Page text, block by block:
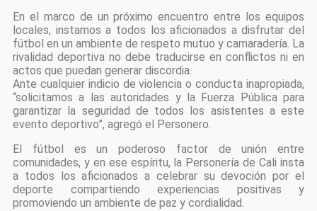
En el marco de un próximo encuentro entre los equipos
locales, instamos a todos los aficionados a disfrutar del
fútbol en un ambiente de respeto mutuo y camaradería. La
rivalidad deportiva no debe traducirse en conflictos ni en
actos que puedan generar discordia.
Ante cualquier indicio de violencia o conducta inapropiada,
“solicitamos a las autoridades y la Fuerza Pública para
garantizar la seguridad de todos los asistentes a este
evento deportivo”, agregó el Personero.
El fútbol es un poderoso factor de unión entre
comunidades, y en ese espíritu, la Personería de Cali insta
a todos los aficionados a celebrar su devoción por el
deporte compartiendo experiencias positivas y
promoviendo un ambiente de paz y cordialidad.